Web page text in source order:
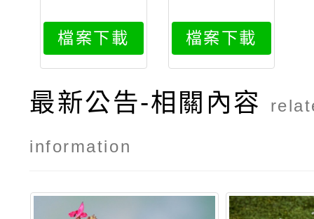
檔案下載 檔案下載
最新公告-相關內容
information